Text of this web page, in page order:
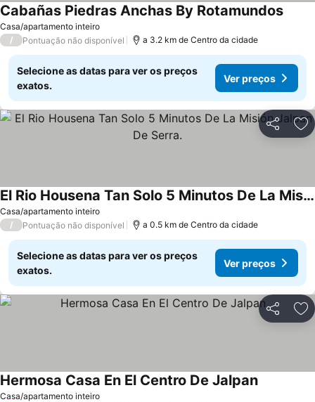
Casa/apartamento inteiro
Cabañas Piedras Anchas By RotamundosVer
/ Pontuação não disponível a 3.2 km de Centro da cidade
Selecione as datas para ver os preços
exatos.
Ver preços
Partilhar
Casa/apartamento inteiro
El Rio Housena Tan Solo 5 Minutos De La Misión Jalpan De Serra.
Ver preços
/ Pontuação não disponível a 0.5 km de Centro da cidade
Selecione as datas para ver os preços
exatos.
Ver preços
Partilhar
Casa/apartamento inteiro
Hermosa Casa En El Centro De JalpanVer preços